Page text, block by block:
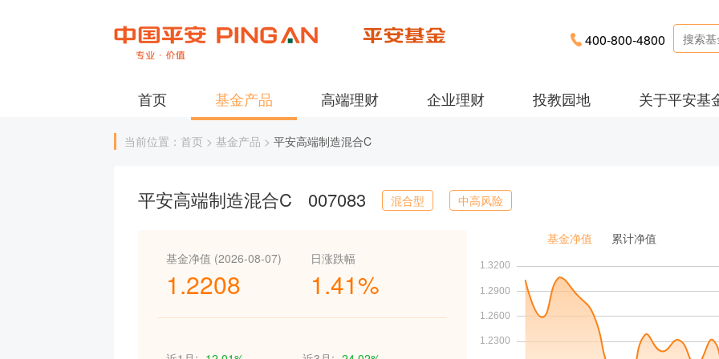
400-800-4800
首页 基金产品 高端理财 企业理财 投教园地 关于平安基
当前位置：首页 > 基金产品 > 平安高端制造混合C
平安高端制造混合C 007083 混合型 中高风险
基金净值 (2026-08-07)
1.2208
日涨跌幅
1.41%
基金净值 累计净值